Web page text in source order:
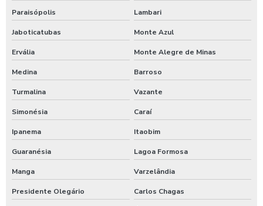
Timer de chuveiro com pix
Timer para ducha de praia
Valor para higienização automotiva
Paraisópolis Lambari
Jaboticatubas Monte Azul
Ervália Monte Alegre de Minas
Medina Barroso
Turmalina Vazante
Simonésia Caraí
Ipanema Itaobim
Guaranésia Lagoa Formosa
Manga Varzelândia
Presidente Olegário Carlos Chagas